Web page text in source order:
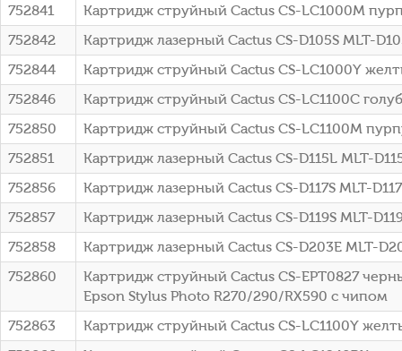
752841
Картридж струйный Cactus CS-LC1000M
752842
Картридж лазерный Cactus CS-D105S MLT-
752844
Картридж струйный Cactus CS-LC1000Y
752846
Картридж струйный Cactus CS-LC1100C
752850
Картридж струйный Cactus CS-LC1100M
752851
Картридж лазерный Cactus CS-D115L MLT-
752856
Картридж лазерный Cactus CS-D117S MLT-
752857
Картридж лазерный Cactus CS-D119S MLT-
752858
Картридж лазерный Cactus CS-D203E MLT-
752860
Картридж струйный Cactus CS-EPT0827
Epson Stylus Photo R270/290/RX590 с чипом
752863
Картридж струйный Cactus CS-LC1100Y